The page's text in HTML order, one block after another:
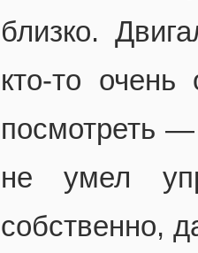
близко.
кто-то
посмотреть
не умел
собственно,